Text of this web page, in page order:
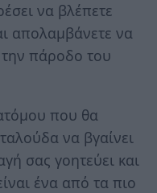
να βλέπετε
απολαμβάνετε να
την πάροδο του
που θα
να βγαίνει
σας γοητεύει και
ένα από τα πιο